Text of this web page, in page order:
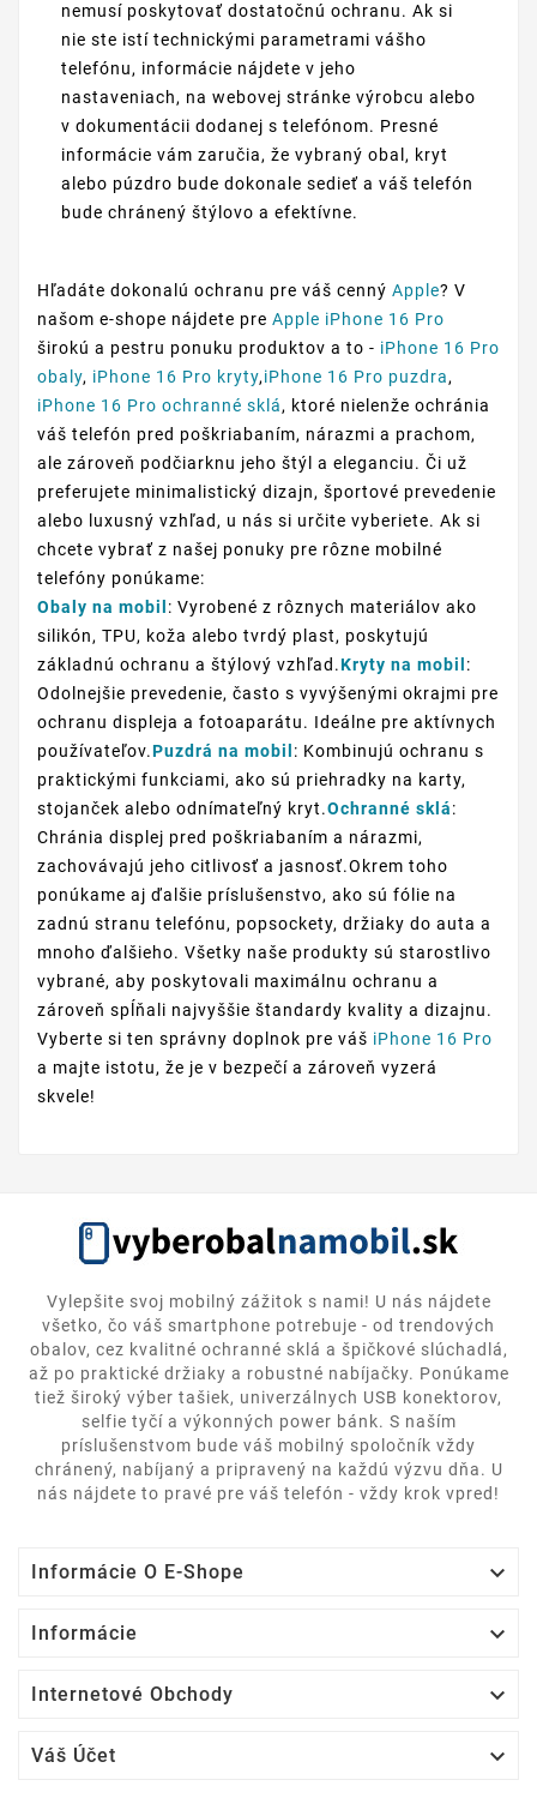
nemusí poskytovať dostatočnú ochranu. Ak si
nie ste istí technickými parametrami vášho
telefónu, informácie nájdete v jeho
nastaveniach, na webovej stránke výrobcu alebo
v dokumentácii dodanej s telefónom. Presné
informácie vám zaručia, že vybraný obal, kryt
alebo púzdro bude dokonale sedieť a váš telefón
bude chránený štýlovo a efektívne.
Hľadáte dokonalú ochranu pre váš cenný Apple? V
našom e-shope nájdete pre Apple iPhone 16 Pro
širokú a pestru ponuku produktov a to - iPhone 16 Pro
obaly, iPhone 16 Pro kryty,iPhone 16 Pro puzdra,
iPhone 16 Pro ochranné sklá, ktoré nielenže ochránia
váš telefón pred poškriabaním, nárazmi a prachom,
ale zároveň podčiarknu jeho štýl a eleganciu. Či už
preferujete minimalistický dizajn, športové prevedenie
alebo luxusný vzhľad, u nás si určite vyberiete. Ak si
chcete vybrať z našej ponuky pre rôzne mobilné
telefóny ponúkame:
Obaly na mobil : Vyrobené z rôznych materiálov ako
silikón, TPU, koža alebo tvrdý plast, poskytujú
základnú ochranu a štýlový vzhľad.Kryty na mobil :
Odolnejšie prevedenie, často s vyvýšenými okrajmi pre
ochranu displeja a fotoaparátu. Ideálne pre aktívnych
používateľov.Puzdrá na mobil : Kombinujú ochranu s
praktickými funkciami, ako sú priehradky na karty,
stojanček alebo odnímateľný kryt.Ochranné sklá:
Chránia displej pred poškriabaním a nárazmi,
zachovávajú jeho citlivosť a jasnosť.Okrem toho
ponúkame aj ďalšie príslušenstvo, ako sú fólie na
zadnú stranu telefónu, popsockety, držiaky do auta a
mnoho ďalšieho. Všetky naše produkty sú starostlivo
vybrané, aby poskytovali maximálnu ochranu a
zároveň spĺňali najvyššie štandardy kvality a dizajnu.
Vyberte si ten správny doplnok pre váš iPhone 16 Pro
a majte istotu, že je v bezpečí a zároveň vyzerá
skvele!
Vylepšite svoj mobilný zážitok s nami! U nás nájdete
všetko, čo váš smartphone potrebuje - od trendových
obalov, cez kvalitné ochranné sklá a špičkové slúchadlá,
až po praktické držiaky a robustné nabíjačky. Ponúkame
tiež široký výber tašiek, univerzálnych USB konektorov,
selfie tyčí a výkonných power bánk. S naším
príslušenstvom bude váš mobilný spoločník vždy
chránený, nabíjaný a pripravený na každú výzvu dňa. U
nás nájdete to pravé pre váš telefón - vždy krok vpred!
Informácie O E-Shope 
Informácie 
Internetové Obchody 
Váš Účet 